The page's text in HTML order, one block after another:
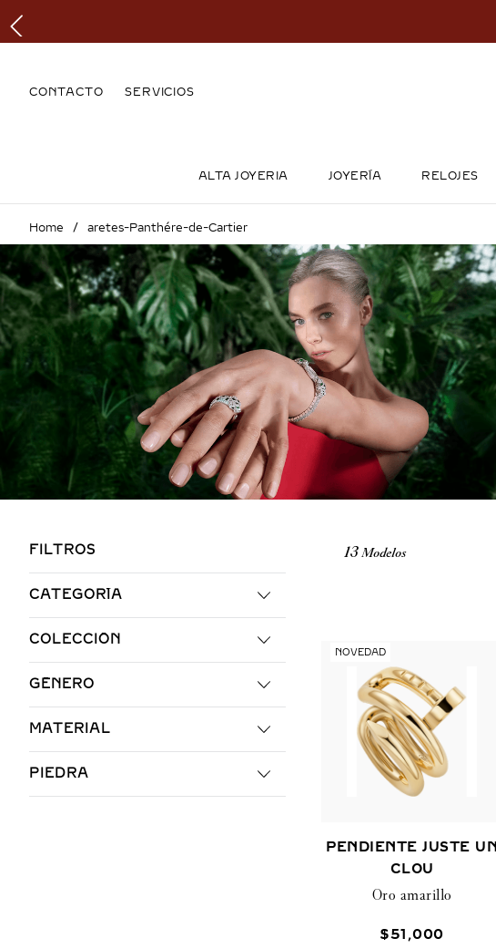
CONTACTO SERVICIOS
ALTA JOYERIA JOYERÍA RELOJES
aretes-Panthére-de-Cartier
FILTROS
CATEGORÍA
COLECCIÓN
GÉNERO
MATERIAL
PIEDRA
13
NOVEDAD
PENDIENTE JUSTE UN
CLOU
Oro amarillo
$51 ,000